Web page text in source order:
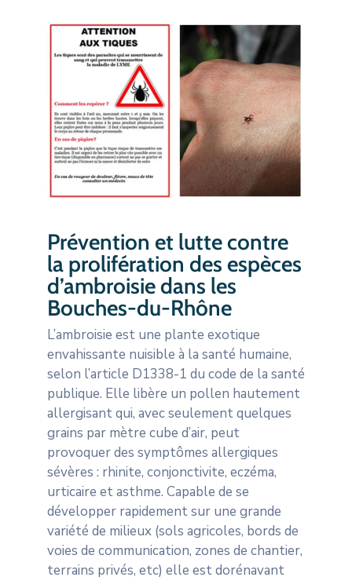
Prévention et lutte contre
la prolifération des espèces
d’ambroisie dans les
Bouches-du-Rhône
L’ambroisie est une plante exotique
envahissante nuisible à la santé humaine,
selon l’article D1338-1 du code de la santé
publique. Elle libère un pollen hautement
allergisant qui, avec seulement quelques
grains par mètre cube d’air, peut
provoquer des symptômes allergiques
sévères : rhinite, conjonctivite, eczéma,
urticaire et asthme. Capable de se
développer rapidement sur une grande
variété de milieux (sols agricoles, bords de
voies de communication, zones de chantier,
terrains privés, etc) elle est dorénavant